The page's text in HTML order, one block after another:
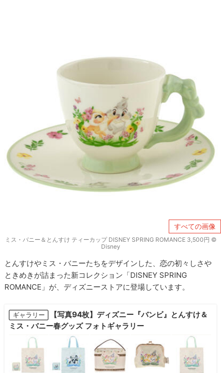
すべての画像
ミス・バニー＆とんすけ ティーカップ DISNEY SPRING ROMANCE 3,500円 ©
Disney
とんすけやミス・バニーたちをデザインした、恋の初々しさや
ときめきが詰まった新コレクション「DISNEY SPRING
ROMANCE」が、ディズニーストアに登場しています。
ギャラリー
【写真94枚】ディズニー『バンビ』とんすけ＆
ミス・バニー春グッズ フォトギャラリー